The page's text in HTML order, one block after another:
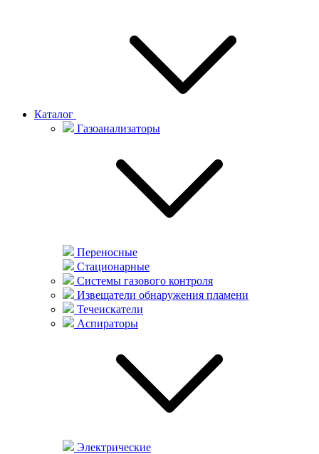
Каталог
Газоанализаторы
Переносные
Стационарные
Системы газового контроля
Извещатели обнаружения пламени
Течеискатели
Аспираторы
Электрические